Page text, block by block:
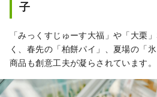
子
「みっくすじゅーす大福」や「大栗
く、春先の「柏餅パイ」、夏場の「
商品も創意工夫が凝らされています。